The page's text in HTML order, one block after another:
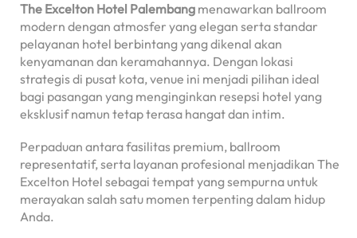
The Excelton Hotel Palembang menawarkan ballroom
modern dengan atmosfer yang elegan serta standar
pelayanan hotel berbintang yang dikenal akan
kenyamanan dan keramahannya. Dengan lokasi
strategis di pusat kota, venue ini menjadi pilihan ideal
bagi pasangan yang menginginkan resepsi hotel yang
eksklusif namun tetap terasa hangat dan intim.
Perpaduan antara fasilitas premium, ballroom
representatif, serta layanan profesional menjadikan The
Excelton Hotel sebagai tempat yang sempurna untuk
merayakan salah satu momen terpenting dalam hidup
Anda.